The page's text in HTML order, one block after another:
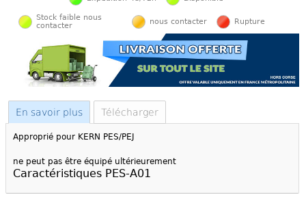
Stock faible nous
contacter
nous contacter Rupture
En savoir plus Télécharger
Approprié pour KERN PES/PEJ
ne peut pas être équipé ultérieurement
Caractéristiques PES-A01